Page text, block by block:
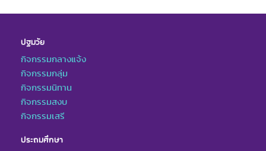
ปฐมวัย
กิจกรรมกลางแจ้ง
กิจกรรมกลุ่ม
กิจกรรมนิทาน
กิจกรรมสงบ
กิจกรรมเสรี
ประถมศึกษา